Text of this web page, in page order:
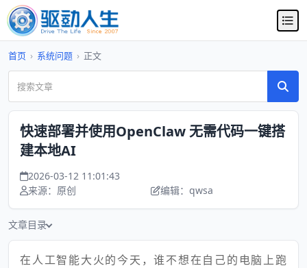
首页 › 系统问题 › 正文
快速部署并使用OpenClaw 无需代码一键搭
建本地AI
2026-03-12 11:01:43
来源：原创
编辑：qwsa
文章目录
在人工智能大火的今天，谁不想在自己的电脑上跑